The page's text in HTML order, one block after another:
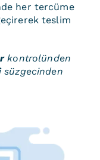
her tercüme
teslim
kontrolünden
süzgecinden